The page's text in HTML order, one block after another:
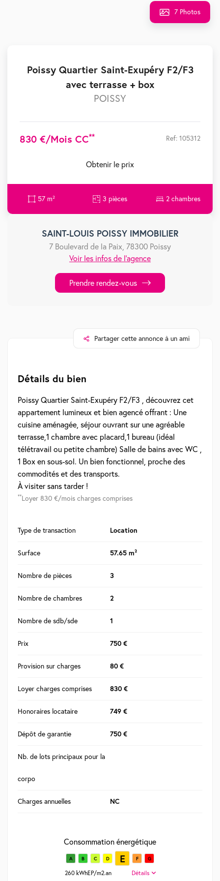
Poissy Quartier Saint-Exupéry F2/F3
avec terrasse + box
POISSY
830 €/mois CC** Ref: 105312
Obtenir le prix
57 m² 3 pièces 2 chambres
SAINT-LOUIS POISSY IMMOBILIER
7 Boulevard de la Paix, 78300 Poissy
Voir les infos de l'agence
Prendre rendez-vous
7 Photos
Partager cette annonce à un ami
Détails du bien
Poissy Quartier Saint-Exupéry F2/F3 , découvrez cet
appartement lumineux et bien agencé offrant : Une
cuisine aménagée, séjour ouvrant sur une agréable
terrasse,1 chambre avec placard,1 bureau (idéal
télétravail ou petite chambre) Salle de bains avec WC ,
1 Box en sous-sol. Un bien fonctionnel, proche des
commodités et des transports.
À visiter sans tarder !
**Loyer 830 €/mois charges comprises
Type de transaction Location
Surface 57.65 m²
Nombre de pièces 3
Nombre de chambres 2
Nombre de sdb/sde 1
Prix 750 €
Provision sur charges 80 €
Loyer charges comprises 830 €
Honoraires locataire 749 €
Dépôt de garantie 750 €
Nb. de lots principaux pour la
corpo
Charges annuelles NC
Consommation énergétique
A B C D E F G
260 kWhEP/m2.an Détails